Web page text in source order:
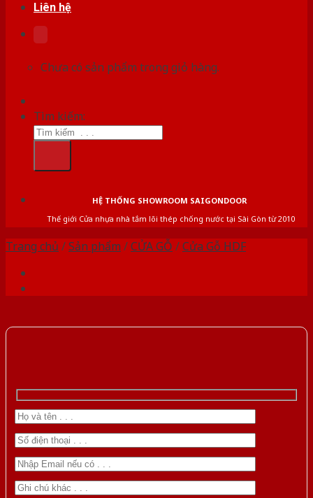
Liên hệ
Chưa có sản phẩm trong giỏ hàng.
Tìm kiếm:
HỆ THỐNG SHOWROOM SAIGONDOOR
Thế giới Cửa nhựa nhà tắm lõi thép chống nước tại Sài Gòn từ 2010
Trang chủ /Sản phẩm /CỬA GỖ /Cửa Gỗ HDF